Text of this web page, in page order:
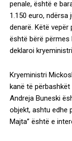
penale, është e
1.150 euro, ndërsa
denarë. Këtë
është bërë përmes
deklaroi
Kryeministri
kanë të
Andreja Buneski
objekt, ashtu edhe
Majta” është e